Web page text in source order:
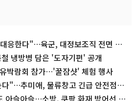
응한다"…육군, 대정보조직 전면 재
냉방병 담은 '도자기편' 공개
박람회 참가…'꿀잠샷' 체험 행사
"…추미애, 물류창고 긴급 안전점검
아슬아슬…소방, 쿠팡 화재 방어선 지